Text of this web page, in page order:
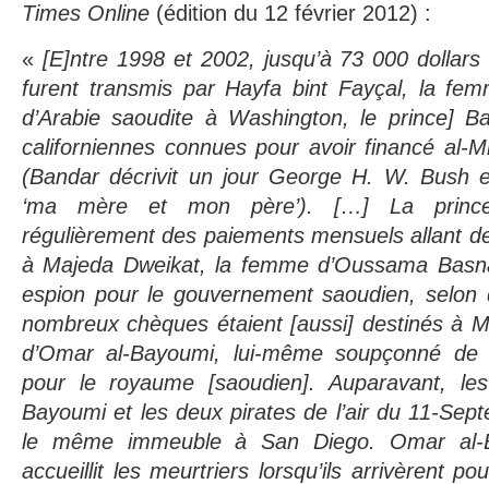
Times Online (édition du 12 février 2012) :
« [E]ntre 1998 et 2002, jusqu’à 73 000
furent transmis par Hayfa bint Fayçal, la
d’Arabie saoudite à Washington, le prince]
californiennes connues pour avoir financé al-
(Bandar décrivit un jour George H. W. Bush
‘ma mère et mon père’). […] La
régulièrement des paiements mensuels allant
à Majeda Dweikat, la femme d’Oussama
espion pour le gouvernement saoudien, selon
nombreux chèques étaient [aussi] destinés à
d’Omar al-Bayoumi, lui-même soupçonné
pour le royaume [saoudien]. Auparavant,
Bayoumi et les deux pirates de l’air du 11-
le même immeuble à San Diego. Omar
accueillit les meurtriers lorsqu’ils arrivèrent